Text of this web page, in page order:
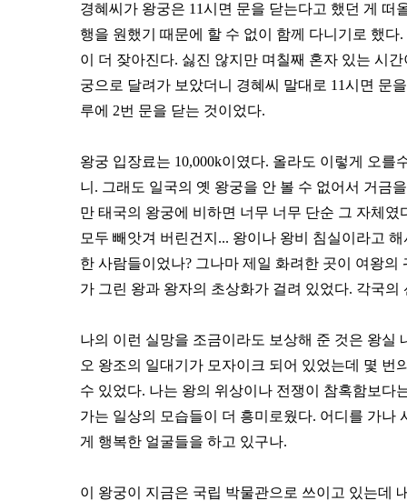
경혜씨가 왕궁은 11시면 문을 닫는다고 했던 게
행을 원했기 때문에 할 수 없이 함께 다니기로 했
이 더 잦아진다. 싫진 않지만 며칠째 혼자 있는 시
궁으로 달려가 보았더니 경혜씨 말대로 11시면 문
루에 2번 문을 닫는 것이었다.
왕궁 입장료는 10,000k이였다. 올라도 이렇게 오
니. 그래도 일국의 옛 왕궁을 안 볼 수 없어서 거금
만 태국의 왕궁에 비하면 너무 너무 단순 그 자체
모두 빼앗겨 버린건지... 왕이나 왕비 침실이라고
한 사람들이었나? 그나마 제일 화려한 곳이 여왕
가 그린 왕과 왕자의 초상화가 걸려 있었다. 각국
나의 이런 실망을 조금이라도 보상해 준 것은 왕실
오 왕조의 일대기가 모자이크 되어 있었는데 몇
수 있었다. 나는 왕의 위상이나 전쟁이 참혹함보다
가는 일상의 모습들이 더 흥미로웠다. 어디를 가나
게 행복한 얼굴들을 하고 있구나.
이 왕궁이 지금은 국립 박물관으로 쓰이고 있는데